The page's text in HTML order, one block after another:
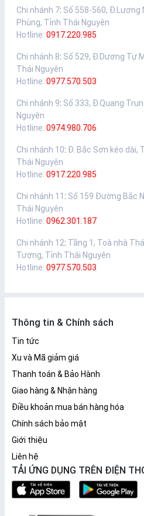
Chi nhánh 7: Số 558-560, Đ.Lương
Phùng, Tỉnh Thái Nguyên
Hotline: 0917.220.985
Chi nhánh 8: Số 529, Đ.Dương Tự
Thái Nguyên
Hotline: 0977.570.503
Chi nhánh 9: Số 333, Đ.Quang
Nguyên
Hotline: 0974.980.706
Chi nhánh 10: Đ. Bắc Sơn kéo dài,
Thái Nguyên
Hotline: 0917.220.985
Chi nhánh 11 : Số 159 Đường Bắc
Thái Nguyên
Hotline: 0962.301.187
Chi nhánh 12: Tầng 1, Toà nhà
Tượng, Tỉnh Thái Nguyên
Hotline: 0977.570.503
Thông tin & Chính sách
Tin tức
Xu và Mã giảm giá
Thanh toán & Bảo Hành
Giao hàng & Nhận hàng
Điều khoản mua bán hàng hóa
Chính sách bảo mật
Giới thiệu
Liên hệ
TẢI ỨNG DỤNG TRÊN ĐIỆN